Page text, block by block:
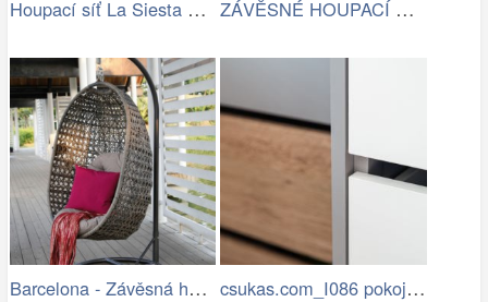
Houpací síť La Siesta Flora Family … ZÁVĚSNÉ HOUPACÍ KŘESLO CHILLO, ŠEDÉ
Barcelona - Závěsná houpačka (šedá) csukas.com_I086 pokoje a pracovna…